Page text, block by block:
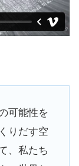
可能性を
りだす空
、私たち